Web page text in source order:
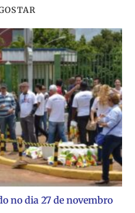
no dia 27 de novembro